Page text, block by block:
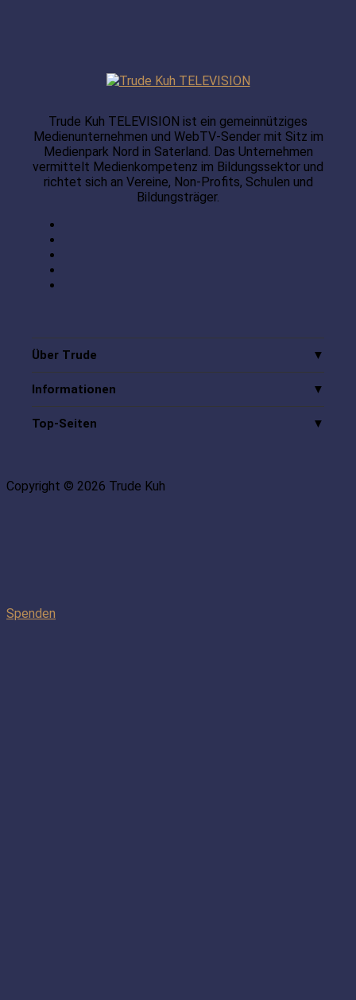
Trude Kuh TELEVISION ist ein gemeinnütziges
Medienunternehmen und WebTV-Sender mit Sitz im
Medienpark Nord in Saterland. Das Unternehmen
vermittelt Medienkompetenz im Bildungssektor und
richtet sich an Vereine, Non-Profits, Schulen und
Bildungsträger.
Über Trude
Informationen
Top-Seiten
Copyright © 2026 Trude Kuh
Spenden